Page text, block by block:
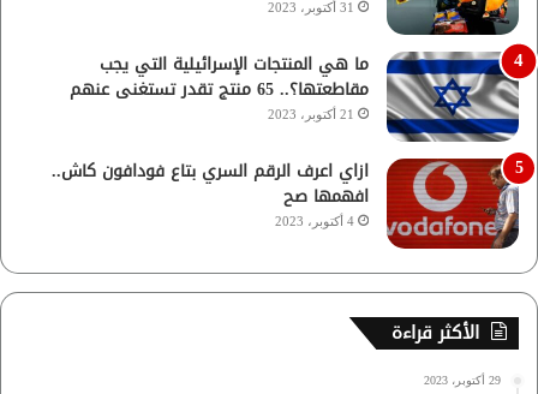
31 أكتوبر، 2023
ما هي المنتجات الإسرائيلية التي يجب
مقاطعتها؟.. 65 منتج تقدر تستغنى عنهم
21 أكتوبر، 2023
ازاي اعرف الرقم السري بتاع فودافون كاش..
افهمها صح
4 أكتوبر، 2023
الأكثر قراءة
29 أكتوبر، 2023